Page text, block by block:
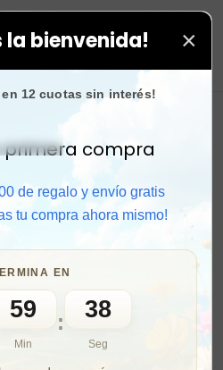
la bienvenida! ×
en 12 cuotas sin interés!
sonido
primera compra
de regalo y envío gratis
tu compra ahora mismo!
EN
59
Min
:
36
Seg
rápido y aprovecha. 💙